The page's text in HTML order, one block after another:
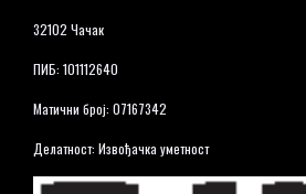
32102 Чачак
ПИБ: 101112640
Матични број: 07167342
Делатност: Извођачка уметност